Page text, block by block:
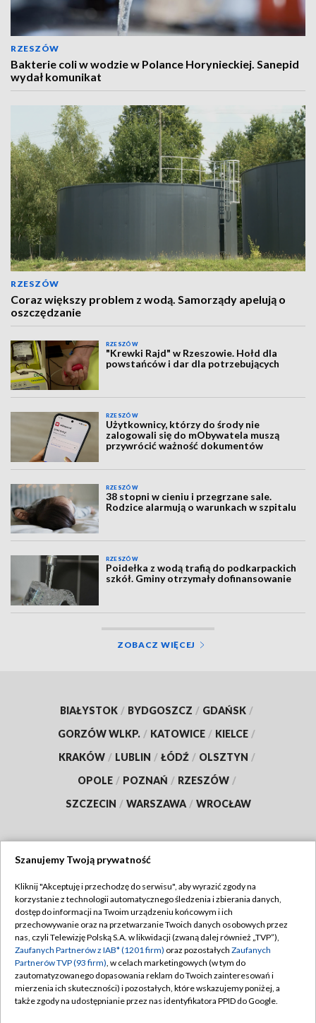
RZESZÓW
Bakterie coli w wodzie w Polance Horynieckiej. Sanepid
wydał komunikat
RZESZÓW
Coraz większy problem z wodą. Samorządy apelują o
oszczędzanie
RZESZÓW
"Krewki Rajd" w Rzeszowie. Hołd dla
powstańców i dar dla potrzebujących
RZESZÓW
Użytkownicy, którzy do środy nie
zalogowali się do mObywatela muszą
przywrócić ważność dokumentów
RZESZÓW
38 stopni w cieniu i przegrzane sale.
Rodzice alarmują o warunkach w szpitalu
RZESZÓW
Poidełka z wodą trafią do podkarpackich
szkół. Gminy otrzymały dofinansowanie
ZOBACZ WIĘCEJ
BIAŁYSTOK / BYDGOSZCZ / GDAŃSK /
GORZÓW WLKP. / KATOWICE / KIELCE /
KRAKÓW / LUBLIN / ŁÓDŹ / OLSZTYN /
OPOLE / POZNAŃ / RZESZÓW /
SZCZECIN / WARSZAWA / WROCŁAW
TVP
Abonament TVP
Emisja w TVP
Centrum informacji TVP
Naziemna Telewizja Cyfrowa
Regulamin TVP
Polityka prywatności
Moje zgody
Pomoc
Szanujemy Twoją prywatność
Kliknij "Akceptuję i przechodzę do serwisu", aby wyrazić zgody na
korzystanie z technologii automatycznego śledzenia i zbierania danych,
dostęp do informacji na Twoim urządzeniu końcowym i ich
przechowywanie oraz na przetwarzanie Twoich danych osobowych przez
nas, czyli Telewizję Polską S.A. w likwidacji (zwaną dalej również „TVP”),
Zaufanych Partnerów z IAB* (1201 firm) oraz pozostałych Zaufanych
Partnerów TVP (93 firm), w celach marketingowych (w tym do
zautomatyzowanego dopasowania reklam do Twoich zainteresowań i
mierzenia ich skuteczności) i pozostałych, które wskazujemy poniżej, a
także zgody na udostępnianie przez nas identyfikatora PPID do Google.